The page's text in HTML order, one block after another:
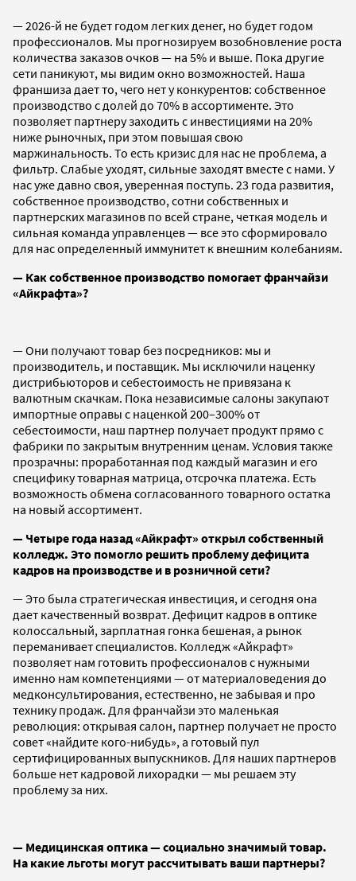
— 2026-й не будет годом легких денег, но будет годом
профессионалов. Мы прогнозируем возобновление роста
количества заказов очков — на 5% и выше. Пока другие
сети паникуют, мы видим окно возможностей. Наша
франшиза дает то, чего нет у конкурентов: собственное
производство с долей до 70% в ассортименте. Это
позволяет партнеру заходить с инвестициями на 20%
ниже рыночных, при этом повышая свою
маржинальность. То есть кризис для нас не проблема, а
фильтр. Слабые уходят, сильные заходят вместе с нами. У
нас уже давно своя, уверенная поступь. 23 года развития,
собственное производство, сотни собственных и
партнерских магазинов по всей стране, четкая модель и
сильная команда управленцев — все это сформировало
для нас определенный иммунитет к внешним колебаниям.
— Как собственное производство помогает франчайзи
«Айкрафта»?
— Они получают товар без посредников: мы и
производитель, и поставщик. Мы исключили наценку
дистрибьюторов и себестоимость не привязана к
валютным скачкам. Пока независимые салоны закупают
импортные оправы с наценкой 200–300% от
себестоимости, наш партнер получает продукт прямо с
фабрики по закрытым внутренним ценам. Условия также
прозрачны: проработанная под каждый магазин и его
специфику товарная матрица, отсрочка платежа. Есть
возможность обмена согласованного товарного остатка
на новый ассортимент.
— Четыре года назад «Айкрафт» открыл собственный
колледж. Это помогло решить проблему дефицита
кадров на производстве и в розничной сети?
— Это была стратегическая инвестиция, и сегодня она
дает качественный возврат. Дефицит кадров в оптике
колоссальный, зарплатная гонка бешеная, а рынок
переманивает специалистов. Колледж «Айкрафт»
позволяет нам готовить профессионалов с нужными
именно нам компетенциями — от материаловедения до
медконсультирования, естественно, не забывая и про
технику продаж. Для франчайзи это маленькая
революция: открывая салон, партнер получает не просто
совет «найдите кого-нибудь», а готовый пул
сертифицированных выпускников. Для наших партнеров
больше нет кадровой лихорадки — мы решаем эту
проблему за них.
— Медицинская оптика — социально значимый товар.
На какие льготы могут рассчитывать ваши партнеры?